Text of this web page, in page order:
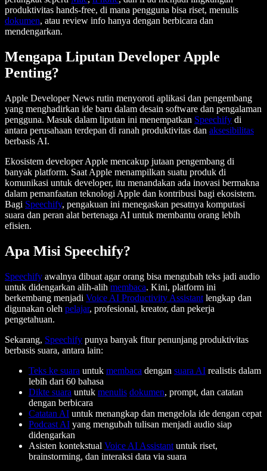
produktivitas hands-free, di mana pengguna bisa riset, menulis
dokumen, atau review info hanya dengan berbicara dan
mendengarkan.
Mengapa Liputan Developer Apple
Penting?
Apple Developer News rutin menyoroti aplikasi dan pengembang
yang menghadirkan ide baru dalam desain software dan pengalaman
pengguna. Masuk dalam liputan ini menempatkan Speechify di
antara perusahaan terdepan di ranah produktivitas dan aksesibilitas
berbasis AI.
Ekosistem developer Apple mencakup jutaan pengembang di
banyak platform. Saat Apple menampilkan suatu produk di
komunikasi untuk developer, itu menandakan ada inovasi bermakna
dalam pemanfaatan teknologi Apple dan kontribusi bagi ekosistem.
Bagi Speechify, pengakuan ini menegaskan pesatnya komputasi
suara dan peran alat bertenaga AI untuk membantu orang lebih
efisien.
Apa Misi Speechify?
Speechify awalnya dibuat agar orang bisa mengubah teks jadi audio
untuk didengarkan alih-alih membaca. Kini, platform ini
berkembang menjadi Voice AI Productivity Assistant lengkap dan
digunakan oleh pelajar, profesional, kreator, dan pekerja
pengetahuan.
Sekarang, Speechify punya banyak fitur penunjang produktivitas
berbasis suara, antara lain:
Teks ke suara untuk membaca dengan suara AI realistis dalam
lebih dari 60 bahasa
Dikte suara untuk menulis dokumen, prompt, dan catatan
dengan berbicara
Catatan AI untuk menangkap dan mengelola ide dengan cepat
Podcast AI yang mengubah tulisan menjadi audio siap
didengarkan
Asisten kontekstual Voice AI Assistant untuk riset,
brainstorming, dan interaksi data via suara